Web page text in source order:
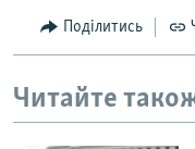
Поділитись
Читайте